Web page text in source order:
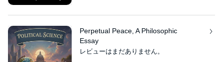
Perpetual Peace, A Philosophic
Essay
レビューはまだありません。